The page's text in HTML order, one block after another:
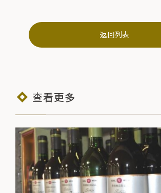
返回列表
查看更多